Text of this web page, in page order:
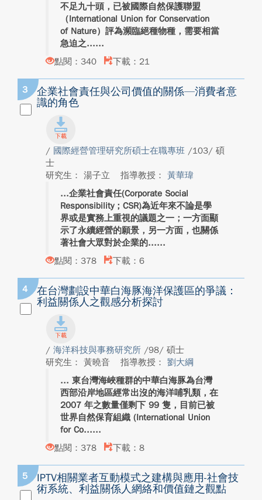
不足九十頭，已被國際自然保護聯盟
（International Union for Conservation
of Nature）評為瀕臨絕種物種，需要相當
急迫之...
點閱：340
下載：21
3
企業社會責任與公司價值的關係—消費者意
識的角色
/ 國際經營管理研究所碩士在職專班 /103/ 碩
士
研究生： 湯子立
指導教授： 黃華瑋
企業社會責任(Corporate Social
Responsibility；CSR)為近年來不論是學
界或是實務上重視的議題之一；一方面顯
示了永續經營的願景，另一方面，也關係
著社會大眾對於企業的...
點閱：378
下載：6
4
在台灣劃設中華白海豚海洋保護區的爭議：
利益關係人之觀感分析探討
/ 海洋科技與事務研究所 /98/ 碩士
研究生： 黃曉音
指導教授： 劉大綱
東台灣海峽種群的中華白海豚為台灣
西部沿岸地區經常出沒的海洋哺乳類，在
2007 年之數量僅剩下 99 隻，目前已被
世界自然保育組織 (International Union
for Co...
點閱：378
下載：8
5
IPTV相關業者互動模式之建構與應用-社會技
術系統、利益關係人網絡和價值鏈之觀點